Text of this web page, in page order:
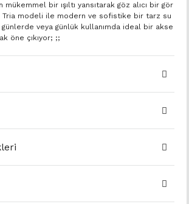
mükemmel bir ışıltı yansıtarak göz alıcı bir gör
Tria modeli ile modern ve sofistike bir tarz su
veya günlük kullanımda ideal bir akse
öne çıkıyor; ;;